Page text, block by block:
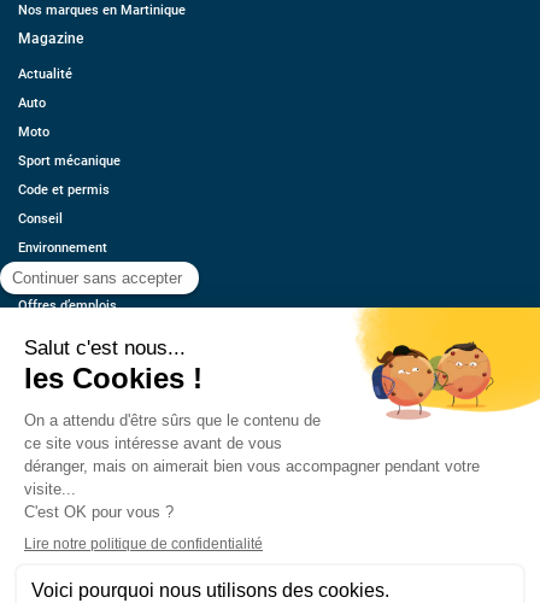
Nos marques en Martinique
Magazine
Actualité
Auto
Moto
Sport mécanique
Code et permis
Conseil
Environnement
Économie
Offres d’emplois
Contact
Estimez votre voiture
Mentions légales
CGU